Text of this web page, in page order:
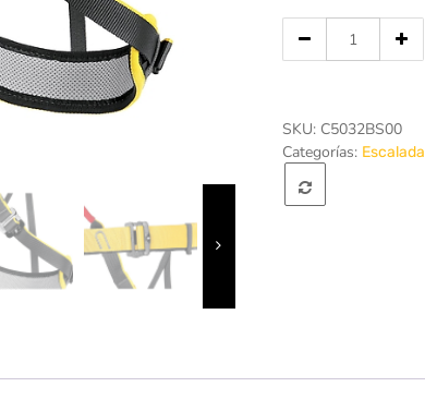
Top
Padded
SKU: C5032BS00
Categorías: Escalada